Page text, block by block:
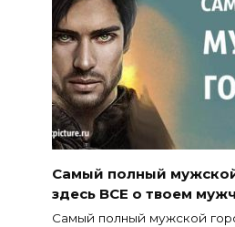
Самый полный
здесь ВСЕ о твоем
Самый полный мужской